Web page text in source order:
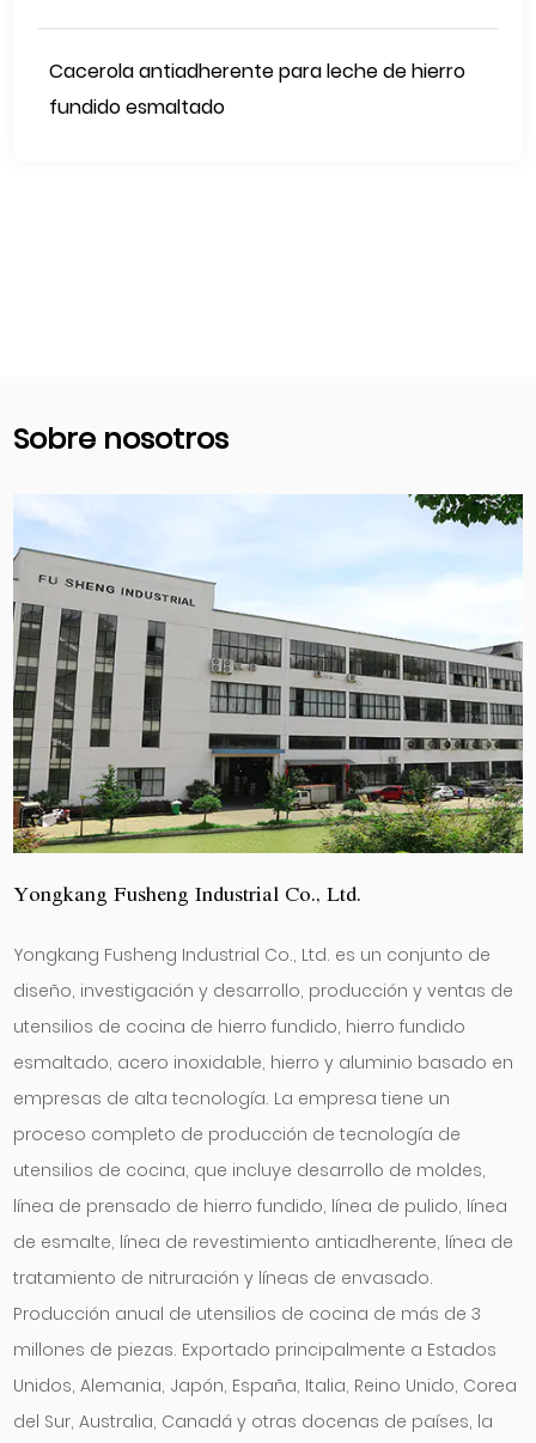
Cacerola antiadherente para leche de hierro
fundido esmaltado
Sobre nosotros
Yongkang Fusheng Industrial Co., Ltd.
Yongkang Fusheng Industrial Co., Ltd. es un conjunto de
diseño, investigación y desarrollo, producción y ventas de
utensilios de cocina de hierro fundido, hierro fundido
esmaltado, acero inoxidable, hierro y aluminio basado en
empresas de alta tecnología. La empresa tiene un
proceso completo de producción de tecnología de
utensilios de cocina, que incluye desarrollo de moldes,
línea de prensado de hierro fundido, línea de pulido, línea
de esmalte, línea de revestimiento antiadherente, línea de
tratamiento de nitruración y líneas de envasado.
Producción anual de utensilios de cocina de más de 3
millones de piezas. Exportado principalmente a Estados
Unidos, Alemania, Japón, España, Italia, Reino Unido, Corea
del Sur, Australia, Canadá y otras docenas de países, la